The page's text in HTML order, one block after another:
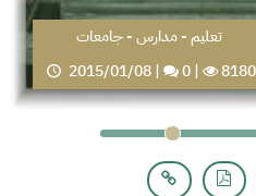
تعليم - مدارس - جامعات
2015/01/08| 0| 8180